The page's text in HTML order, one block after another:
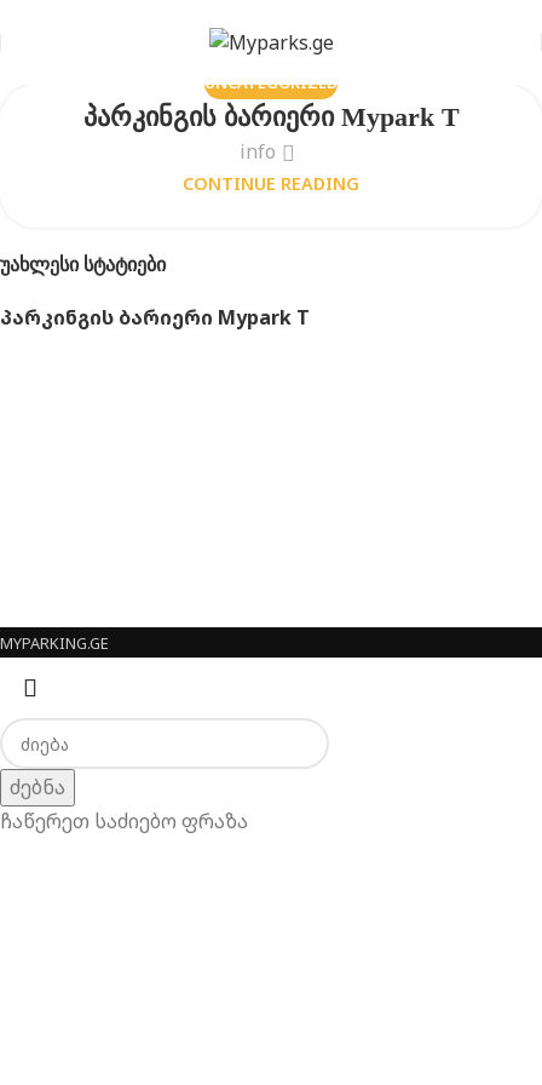
UNCATEGORIZED
პარკინგის ბარიერი Mypark T
info
CONTINUE READING
ᲣᲐᲮᲚᲔᲡᲘ ᲡᲢᲐᲢᲘᲔᲑᲘ
პარკინგის ბარიერი Mypark T
MYPARKING.GE
ძებნა
ჩაწერეთ საძიებო ფრაზა